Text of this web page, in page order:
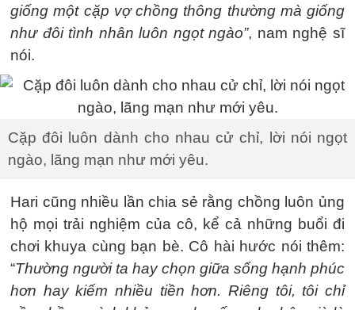
giống một cặp vợ chồng thông thường mà giống
như đôi tình nhân luôn ngọt ngào”, nam nghệ sĩ
nói.
Cặp đôi luôn dành cho nhau cử chỉ, lời nói ngọt
ngào, lãng mạn như mới yêu.
Hari cũng nhiều lần chia sẻ rằng chồng luôn ủng
hộ mọi trải nghiệm của cô, kể cả những buổi đi
chơi khuya cùng bạn bè. Cô hài hước nói thêm:
“Thường người ta hay chọn giữa sống hạnh phúc
hơn hay kiếm nhiều tiền hơn. Riêng tôi, tôi chỉ